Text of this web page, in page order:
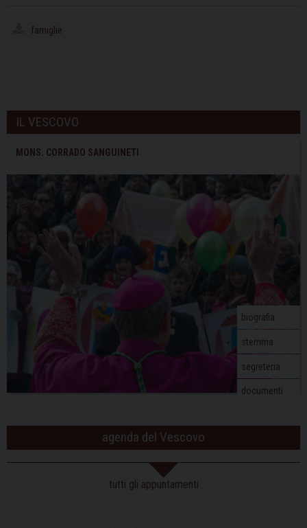
famiglie
IL VESCOVO
MONS. CORRADO SANGUINETI
biografia
stemma
segreteria
documenti
agenda del Vescovo
tutti gli appuntamenti